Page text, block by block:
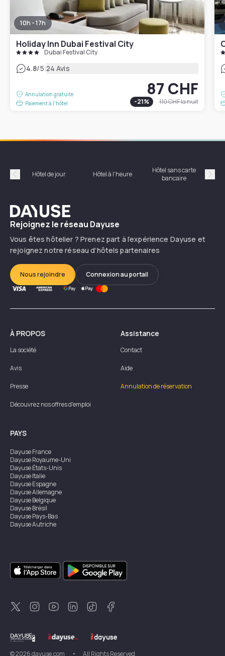
10h - 17h
Holiday Inn Dubai Festival City
Dubai Festival City
4.8/5|24 Avis
Annulation gratuite
Paiement à l'hôtel
87 CHF
-21% 110 CHFla nuit
Précédent
Hôtel de jour Hôtel à l'heure
Hôtel sans carte
bancaire
Dayuse
Rejoignez le réseau Dayuse
Vous êtes hôtelier ? Prenez part à l’expérience Dayuse et
rejoignez notre réseau d’hôtels partenaires
Nous rejoindre Connexion au portail
À PROPOS
La société
Avis
Presse
Découvrez nos offres d'emploi
Assistance
Contact
Aide
Annulation de réservation
PAYS
DayuseFrance
DayuseRoyaume-Uni
DayuseÉtats-Unis
DayuseItalie
DayuseEspagne
DayuseAllemagne
DayuseBelgique
DayuseBrésil
DayusePays-Bas
DayuseAutriche
DayuseSingapour
DayuseSuède
DayuseThaïlande
DayuseNouvelle-Zélande
DayuseTurquie
©2026dayuse.com • All Rights Reserved